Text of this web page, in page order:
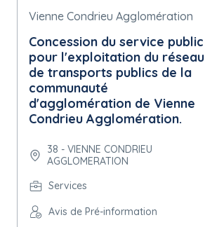
Vienne Condrieu Agglomération
Concession du service public
pour l'exploitation du réseau
de transports publics de la
communauté
d'agglomération de Vienne
Condrieu Agglomération.
38 - VIENNE CONDRIEU
AGGLOMERATION
Services
Avis de Pré-information